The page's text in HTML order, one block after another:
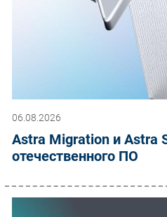
06.08.2026
Astra Migration и Astra
отечественного ПО